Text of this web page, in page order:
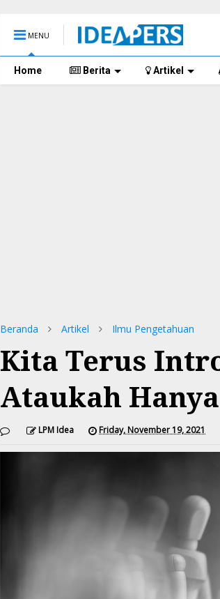
MENU
Home Berita Artikel
Beranda Artikel Ilmu Pengetahuan
Kita Terus
Ataukah
LPM Idea Friday, November 19, 2021